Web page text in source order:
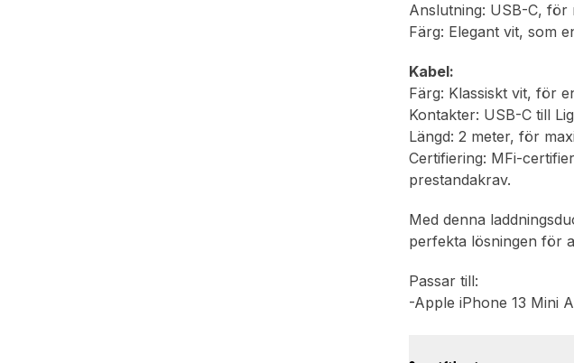
Anslutning: USB-C, för
Färg: Elegant vit, som
Kabel:
Färg: Klassiskt vit, för
Kontakter: USB-C till
Längd: 2 meter, för
Certifiering: MFi-
prestandakrav.
Med denna
perfekta lösningen för
Passar till:
-Apple iPhone 13 Mini